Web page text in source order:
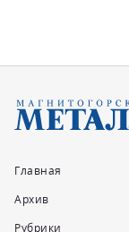
Главная
Архив
Рубрики